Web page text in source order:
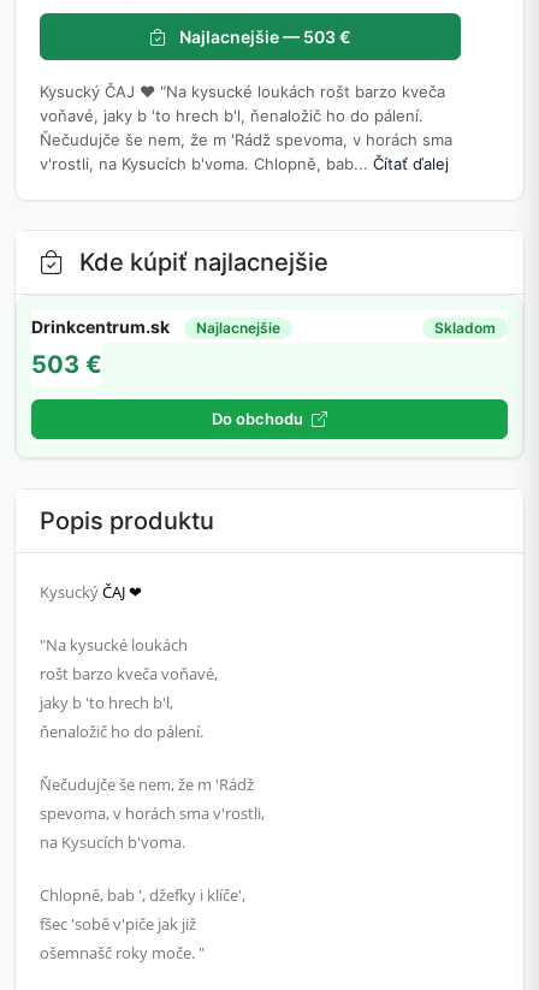
Najlacnejšie — 503 €
Kysucký ČAJ ❤ "Na kysucké loukách rošt barzo kveča
voňavé, jaky b 'to hrech b'l, ňenaložič ho do pálení.
Ňečudujče še nem, že m 'Rádž spevoma, v horách sma
v'rostli, na Kysucích b'voma. Chlopně, bab... Čítať ďalej
Kde kúpiť najlacnejšie
Drinkcentrum.sk Najlacnejšie Skladom
503 €
Do obchodu
Popis produktu
KysuckýČAJ ❤
"Na kysucké loukách
rošt barzo kveča voňavé,
jaky b 'to hrech b'l,
ňenaložič ho do pálení.
Ňečudujče še nem, že m 'Rádž
spevoma, v horách sma v'rostli,
na Kysucích b'voma.
Chlopně, bab ', džefky i klíče',
fšec 'sobě v'piče jak již
ošemnašč roky moče. "